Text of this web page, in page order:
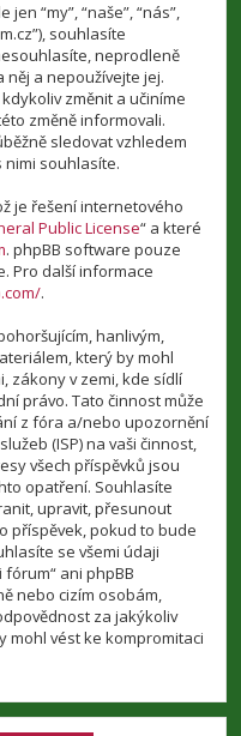
“my”, “naše”, “nás”,
souhlasíte
neprodleně
něj a nepoužívejte jej.
změnit a učiníme
změně informovali.
sledovat vzhledem
nimi souhlasíte.
je řešení internetového
Public License“ a které
. phpBB software pouze
Pro další informace
.
hanlivým,
který by mohl
zákony v zemi, kde sídlí
právo. Tato činnost může
z fóra a/nebo upozornění
(ISP) na vaši činnost,
všech příspěvků jsou
opatření. Souhlasíte
upravit, přesunout
příspěvek, pokud to bude
se všemi údaji
ani phpBB
nebo cizím osobám,
za jakýkoliv
mohl vést ke kompromitaci